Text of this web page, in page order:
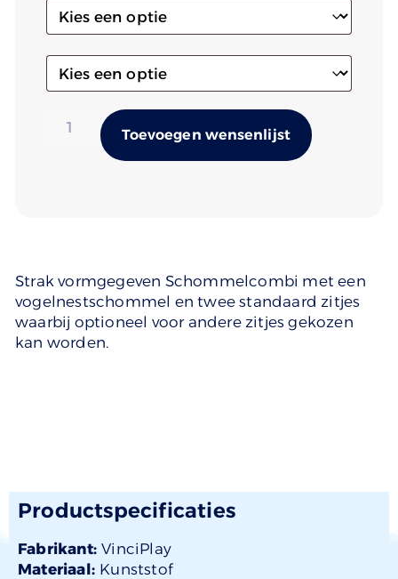
Toevoegen wensenlijst
Strak vormgegeven Schommelcombi met een
vogelnestschommel en twee standaard zitjes
waarbij optioneel voor andere zitjes gekozen
kan worden.
Productspecificaties
Fabrikant:VinciPlay
Materiaal: Kunststof